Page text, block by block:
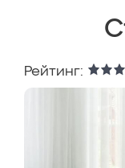
Рейтинг: